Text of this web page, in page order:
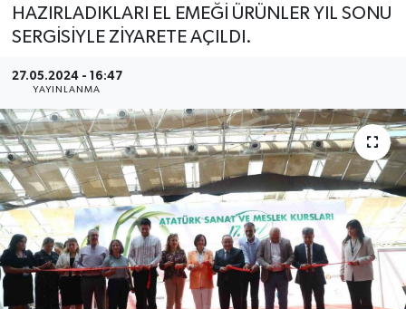
HAZIRLADIKLARI EL EMEĞİ ÜRÜNLER YIL SONU
SERGİSİYLE ZİYARETE AÇILDI.
27.05.2024 - 16:47
YAYINLANMA
KÜLTÜR SANAT